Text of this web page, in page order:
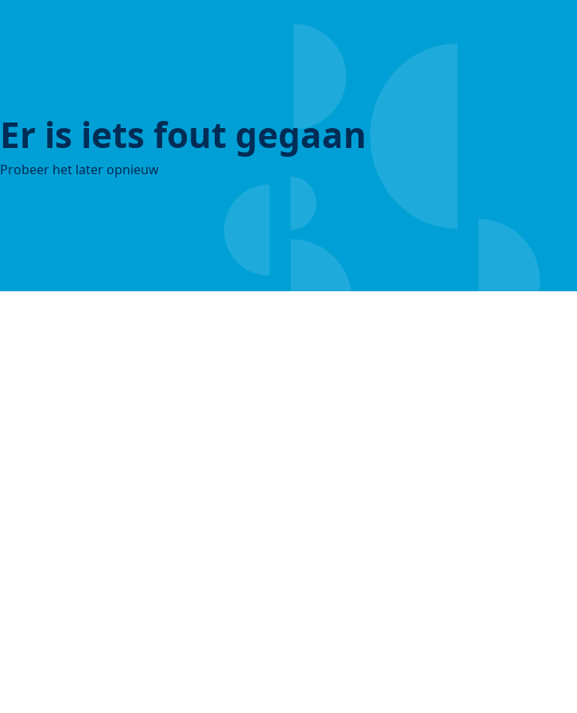
Er is iets fout gegaan
Probeer het later opnieuw